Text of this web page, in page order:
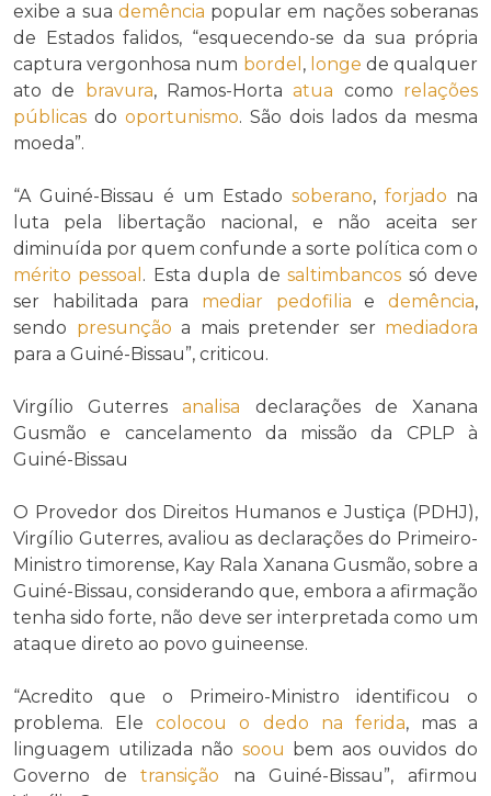
exibe a sua demência popular em nações soberanas
de Estados falidos, “esquecendo-se da sua própria
captura vergonhosa num bordel , longe de qualquer
ato de bravura, Ramos-Hortaatua como relações
públicas do oportunismo. São dois lados da mesma
moeda”.
“A Guiné-Bissau é um Estado soberano, forjado na
luta pela libertação nacional, e não aceita ser
diminuída por quem confunde a sorte política com o
mérito pessoal . Esta dupla desaltimbancos só deve
ser habilitada para mediar pedofilia edemência,
sendo presunção a mais pretender ser mediadora
para a Guiné-Bissau”, criticou.
Virgílio Guterresanalisa declarações de Xanana
Gusmão e cancelamento da missão da CPLP à
Guiné-Bissau
O Provedor dos Direitos Humanos e Justiça (PDHJ),
Virgílio Guterres, avaliou as declarações do Primeiro-
Ministro timorense, Kay Rala Xanana Gusmão, sobre a
Guiné-Bissau, considerando que, embora a afirmação
tenha sido forte, não deve ser interpretada como um
ataque direto ao povo guineense.
“Acredito que o Primeiro-Ministro identificou o
problema. Elecolocou o dedo na ferida, mas a
linguagem utilizada não soou bem aos ouvidos do
Governo detransição na Guiné-Bissau”, afirmou